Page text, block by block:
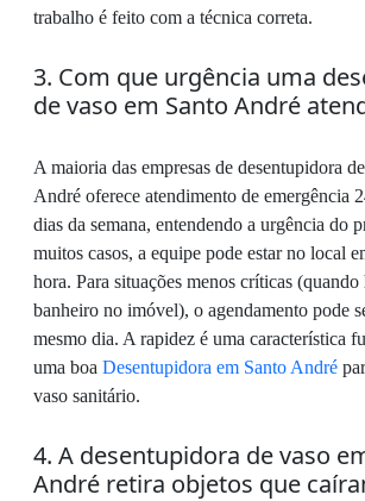
trabalho é feito com a técnica correta.
3. Com que urgência uma
de vaso em Santo André
A maioria das empresas de desentupidora
André oferece atendimento de emergência
dias da semana, entendendo a urgência do
muitos casos, a equipe pode estar no local
hora. Para situações menos críticas
banheiro no imóvel), o agendamento pode
mesmo dia. A rapidez é uma característica
uma boa Desentupidora em Santo André
vaso sanitário.
4. A desentupidora de vaso
André retira objetos que